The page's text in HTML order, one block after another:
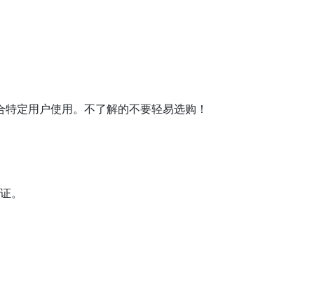
定用户使用。不了解的不要轻易选购！
。